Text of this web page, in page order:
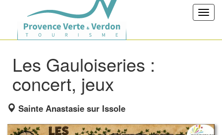
Les Gauloiseries :
concert, jeux
Sainte Anastasie sur Issole